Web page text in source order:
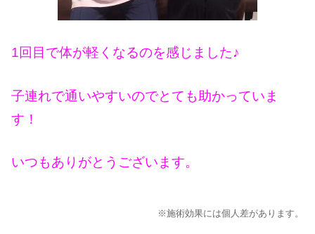
1回目で体が軽くなるのを感じました♪
子連れで通いやすいのでとても助かっていま
す！
いつもありがとうございます。
※施術効果には個人差があります。